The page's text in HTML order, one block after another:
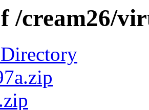
/cream26/